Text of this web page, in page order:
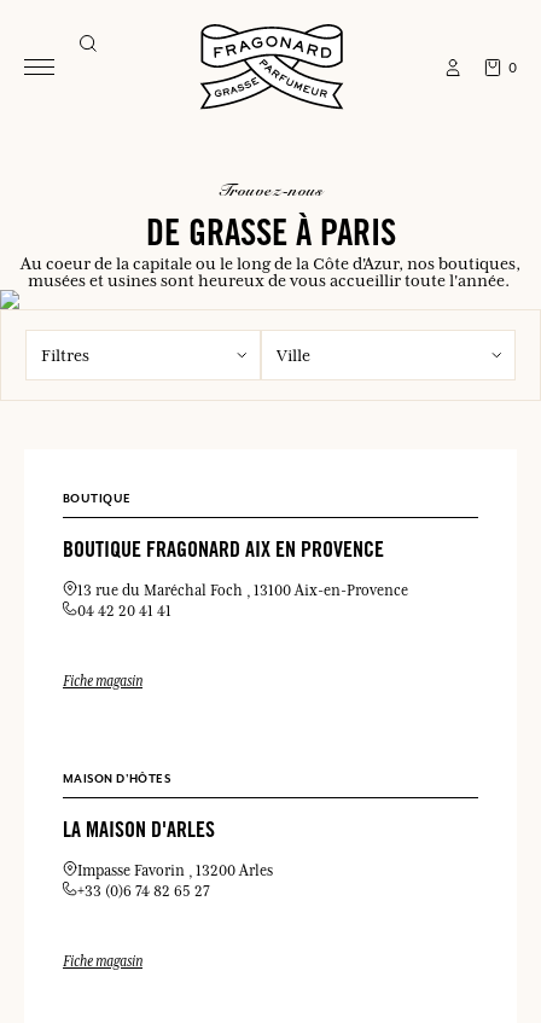
0
trouvez-nous
DE GRASSE À PARIS
Au coeur de la capitale ou le long de la Côte d'Azur, nos boutiques,
musées et usines sont heureux de vous accueillir toute l'année.
Filtres Ville
BOUTIQUE
BOUTIQUE FRAGONARD AIX EN PROVENCE
13 rue du Maréchal Foch
13100 Aix-en-Provence
04 42 20 41 41
Fiche magasin
MAISON D'HÔTES
LA MAISON D'ARLES
Impasse Favorin
13200 Arles
+33 (0)6 74 82 65 27
Fiche magasin